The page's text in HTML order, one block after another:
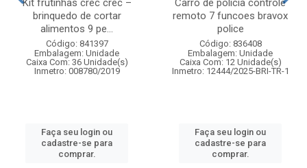
Kit frutinhas crec crec –
brinquedo de cortar
alimentos 9 pe...
Código: 841397
Embalagem: Unidade
Caixa Com: 36 Unidade(s)
Inmetro: 008780/2019
Faça seu login ou
cadastre-se para
comprar.
Carro de policia controle
remoto 7 funcoes bravox
police
Código: 836408
Embalagem: Unidade
Caixa Com: 12 Unidade(s)
Inmetro: 12444/2025-BRI-TR-1
Faça seu login ou
cadastre-se para
comprar.